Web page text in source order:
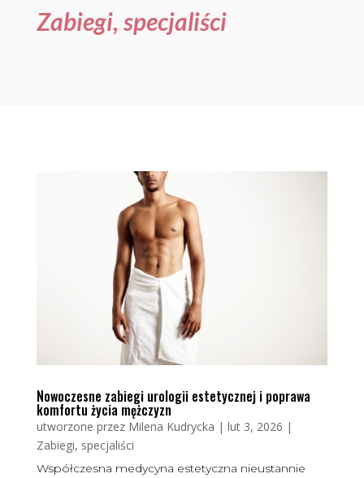
Zabiegi, specjaliści
Nowoczesne zabiegi urologii estetycznej i poprawa
komfortu życia mężczyzn
utworzone przez Milena Kudrycka | lut 3, 2026 |
Zabiegi, specjaliści
Współczesna medycyna estetyczna nieustannie